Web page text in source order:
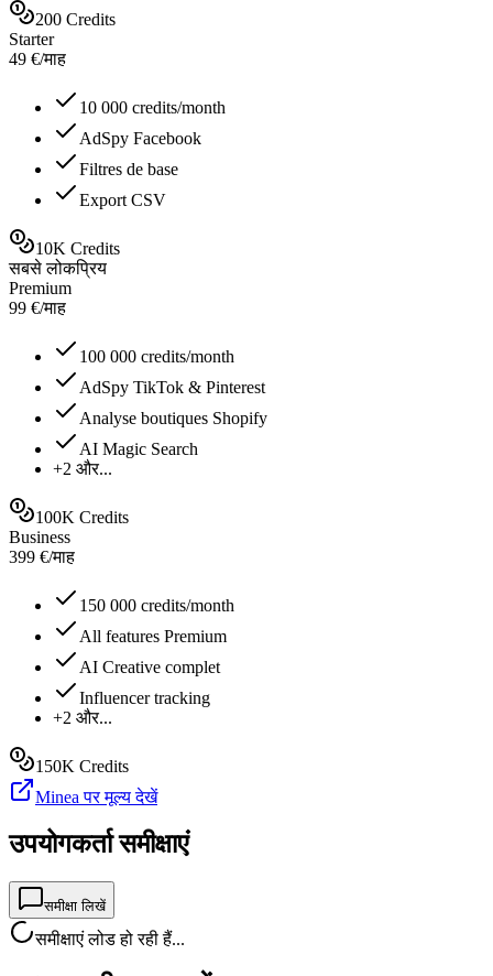
200 Credits
Starter
49 €/माह
10 000 credits/month
AdSpy Facebook
Filtres de base
Export CSV
10K Credits
सबसे लोकप्रिय
Premium
99 €/माह
100 000 credits/month
AdSpy TikTok & Pinterest
Analyse boutiques Shopify
AI Magic Search
+2 और...
100K Credits
Business
399 €/माह
150 000 credits/month
All features Premium
AI Creative complet
Influencer tracking
+2 और...
150K Credits
Minea पर मूल्य देखें
उपयोगकर्ता समीक्षाएं
समीक्षा लिखें
समीक्षाएं लोड हो रही हैं...